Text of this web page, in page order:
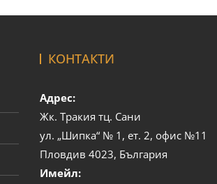
КОНТАКТИ
Адрес:
Жк. Тракия тц. Сани
ул. „Шипка“ № 1, ет. 2, офис №11
Пловдив 4023, България
Имейл: